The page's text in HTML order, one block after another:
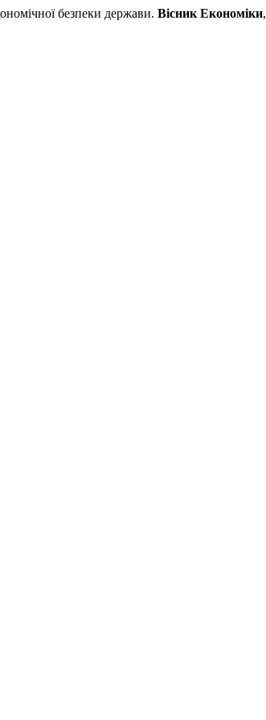
безпеки держави. Вісник Економіки,